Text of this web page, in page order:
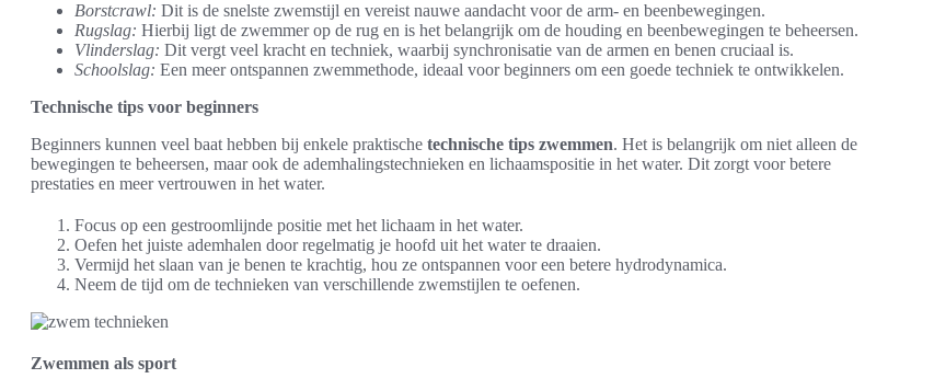
Borstcrawl: Dit is de snelste zwemstijl en vereist nauwe aandacht voor de arm- en beenbewegingen.
Rugslag: Hierbij ligt de zwemmer op de rug en is het belangrijk om de houding en beenbewegingen te beheersen.
Vlinderslag: Dit vergt veel kracht en techniek, waarbij synchronisatie van de armen en benen cruciaal is.
Schoolslag: Een meer ontspannen zwemmethode, ideaal voor beginners om een goede techniek te ontwikkelen.
Technische tips voor beginners
Beginners kunnen veel baat hebben bij enkele praktische technische tips zwemmen. Het is belangrijk om niet alleen de
bewegingen te beheersen, maar ook de ademhalingstechnieken en lichaamspositie in het water. Dit zorgt voor betere
prestaties en meer vertrouwen in het water.
Focus op een gestroomlijnde positie met het lichaam in het water.
Oefen het juiste ademhalen door regelmatig je hoofd uit het water te draaien.
Vermijd het slaan van je benen te krachtig, hou ze ontspannen voor een betere hydrodynamica.
Neem de tijd om de technieken van verschillende zwemstijlen te oefenen.
Zwemmen als sport